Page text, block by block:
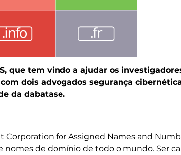
que tem vindo a ajudar os
dois advogados segurança
da dabatase.
for Assigned Names and
de domínio de todo o mundo. Ser